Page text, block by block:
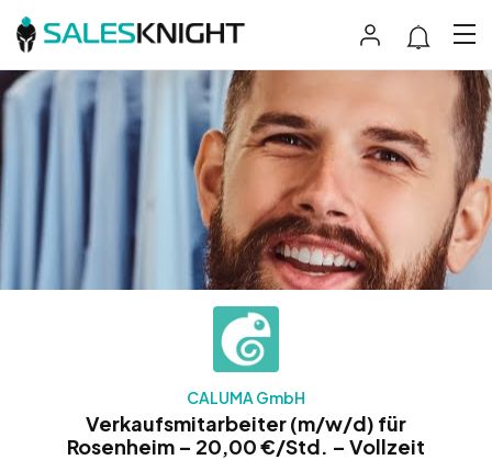
CALUMA GmbH
Verkaufsmitarbeiter (m/w/d) für
Rosenheim – 20,00 €/Std. – Vollzeit